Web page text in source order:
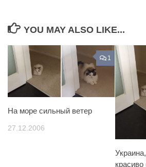
YOU MAY ALSO LIKE...
1
На море сильный ветер
27.12.2006